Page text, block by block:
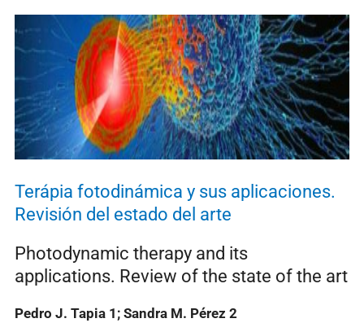
Terápia fotodinámica y sus aplicaciones.
Revisión del estado del arte
Photodynamic therapy and its
applications. Review of the state of the art
Pedro J. Tapia 1; Sandra M. Pérez 2